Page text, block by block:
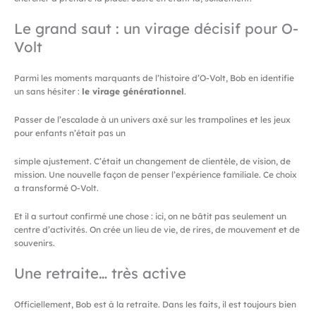
Le grand saut : un virage décisif pour O-
Volt
Parmi les moments marquants de l’histoire d’O-Volt, Bob en identifie
un sans hésiter : le virage générationnel.
Passer de l’escalade à un univers axé sur les trampolines et les jeux
pour enfants n’était pas un
simple ajustement. C’était un changement de clientèle, de vision, de
mission. Une nouvelle façon de penser l’expérience familiale. Ce choix
a transformé O-Volt.
Et il a surtout confirmé une chose : ici, on ne bâtit pas seulement un
centre d’activités. On crée un lieu de vie, de rires, de mouvement et de
souvenirs.
Une retraite… très active
Officiellement, Bob est à la retraite. Dans les faits, il est toujours bien